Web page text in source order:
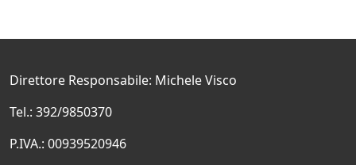
Direttore Responsabile: Michele Visco
Tel.: 392/9850370
P.IVA.: 00939520946